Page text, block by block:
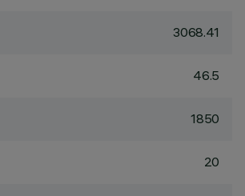
3068.41
46.5
1850
20